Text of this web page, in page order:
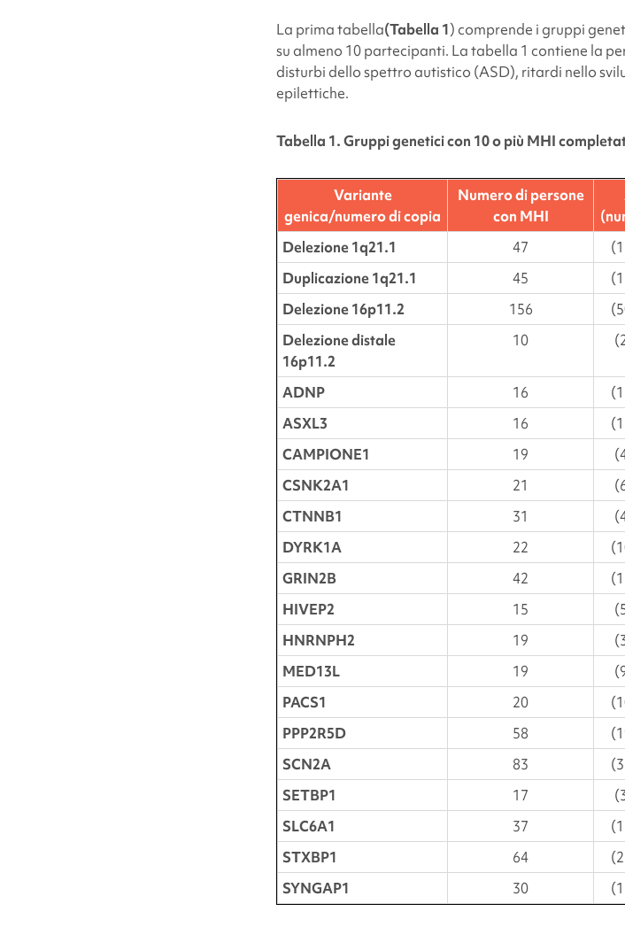
La prima tabella(Tabella 1) comprende i gruppi
su almeno 10 partecipanti. La tabella 1 contiene la
disturbi dello spettro autistico (ASD), ritardi nello
epilettiche.
Tabella 1. Gruppi genetici con 10 o più MHI
Variante
genica/numero di copia
Numero di persone
con MHI
Delezione 1q21.1
47
Duplicazione 1q21.1
45
Delezione 16p11.2
156
Delezione distale
16p11.2
10
ADNP 16
ASXL3
16
CAMPIONE1
19
CSNK2A1
21
CTNNB1
31
DYRK1A
22
GRIN2B
42
HIVEP2
15
HNRNPH2
19
MED13L
19
PACS1
20
PPP2R5D
58
SCN2A
83
SETBP1
17
SLC6A1
37
STXBP1
64
SYNGAP1
30